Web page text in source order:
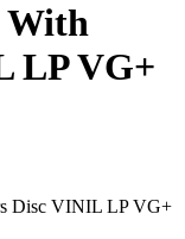
With
LP VG+
Disc VINIL LP VG+